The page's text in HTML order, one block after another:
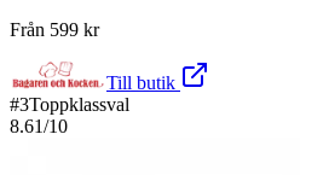
Från 599 kr
Till butik
#3Toppklassval
8.61/10